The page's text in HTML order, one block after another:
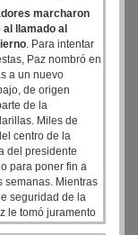
marcharon
llamado al
. Para intentar
Paz nombró en
a un nuevo
de origen
de la
Miles de
centro de la
del presidente
para poner fin a
semanas. Mientras
seguridad de la
le tomó juramento